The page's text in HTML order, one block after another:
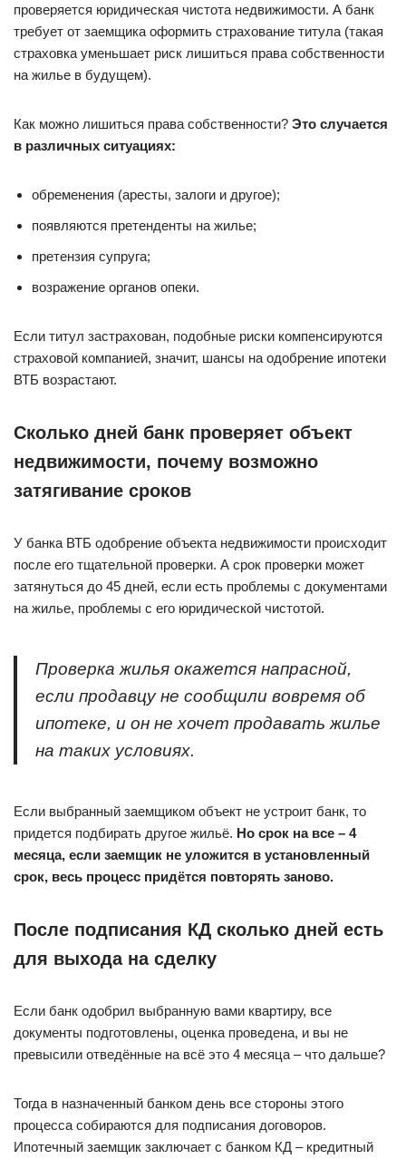
проверяется юридическая чистота недвижимости. А банк
требует от заемщика оформить страхование титула (такая
страховка уменьшает риск лишиться права собственности
на жилье в будущем).
Как можно лишиться права собственности? Это случается
в различных ситуациях:
обременения (аресты, залоги и другое);
появляются претенденты на жилье;
претензия супруга;
возражение органов опеки.
Если титул застрахован, подобные риски компенсируются
страховой компанией, значит, шансы на одобрение ипотеки
ВТБ возрастают.
Сколько дней банк проверяет объект
недвижимости, почему возможно
затягивание сроков
У банка ВТБ одобрение объекта недвижимости происходит
после его тщательной проверки. А срок проверки может
затянуться до 45 дней, если есть проблемы с документами
на жилье, проблемы с его юридической чистотой.
Проверка жилья окажется напрасной,
если продавцу не сообщили вовремя об
ипотеке, и он не хочет продавать жилье
на таких условиях.
Если выбранный заемщиком объект не устроит банк, то
придется подбирать другое жильё. Но срок на все – 4
месяца, если заемщик не уложится в установленный
срок, весь процесс придётся повторять заново.
После подписания КД сколько дней есть
для выхода на сделку
Если банк одобрил выбранную вами квартиру, все
документы подготовлены, оценка проведена, и вы не
превысили отведённые на всё это 4 месяца – что дальше?
Тогда в назначенный банком день все стороны этого
процесса собираются для подписания договоров.
Ипотечный заемщик заключает с банком КД – кредитный